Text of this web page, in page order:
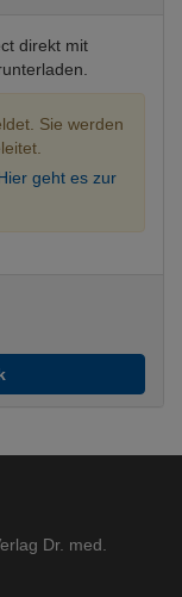
direkt mit
Sie werden
geht es zur
Dr. med.